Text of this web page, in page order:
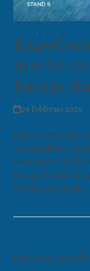
marzo
Bastia
24 Febbraio 2026
Expo Casa
a un pubblico
espositori a EXPO
unica per tutti:
design, ma anche…
Ricerca